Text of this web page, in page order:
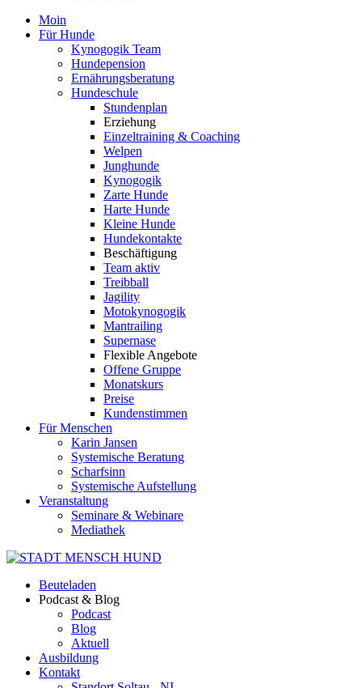
Moin
Für Hunde
Kynogogik Team
Hundepension
Ernährungsberatung
Hundeschule
Stundenplan
Erziehung
Einzeltraining & Coaching
Welpen
Junghunde
Kynogogik
Zarte Hunde
Harte Hunde
Kleine Hunde
Hundekontakte
Beschäftigung
Team aktiv
Treibball
Jagility
Motokynogogik
Mantrailing
Supernase
Flexible Angebote
Offene Gruppe
Monatskurs
Preise
Kundenstimmen
Für Menschen
Karin Jansen
Systemische Beratung
Scharfsinn
Systemische Aufstellung
Veranstaltung
Seminare & Webinare
Mediathek
Beuteladen
Podcast & Blog
Podcast
Blog
Aktuell
Ausbildung
Kontakt